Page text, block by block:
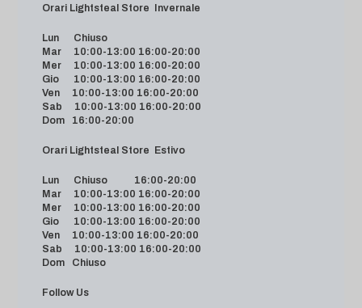
Orari Lightsteal Store Invernale
Lun Chiuso
Mar 10:00-13:00 16:00-20:00
Mer 10:00-13:00 16:00-20:00
Gio 10:00-13:00 16:00-20:00
Ven 10:00-13:00 16:00-20:00
Sab 10:00-13:00 16:00-20:00
Dom 16:00-20:00
Orari Lightsteal Store Estivo
Lun Chiuso 16:00-20:00
Mar 10:00-13:00 16:00-20:00
Mer 10:00-13:00 16:00-20:00
Gio 10:00-13:00 16:00-20:00
Ven 10:00-13:00 16:00-20:00
Sab 10:00-13:00 16:00-20:00
Dom Chiuso
Follow Us